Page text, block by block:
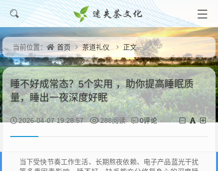
当前位置： 首页 茶道礼仪 正文
睡不好成常态？5个实用 ，助你提高睡眠质
量，睡出一夜深度好眠
2026-04-07 19:28:57 288阅读 0评论
当下受快节奏工作生活、长期熬夜依赖、电子产品蓝光干扰